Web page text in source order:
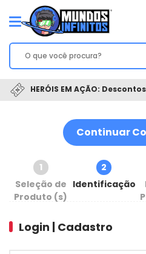
HERÓIS EM AÇÃO:
Continuar
1
Seleção de
Produto (s)
2
Identificação
Login | Cadastro